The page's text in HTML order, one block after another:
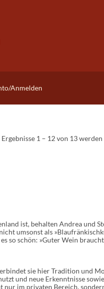
Anmelden
Ergebnisse 1 – 12 von 13 werden
ist, behalten Andrea und
umsonst als
so schön: »Guter Wein braucht
sie hier Tradition und
und neue Erkenntnisse sowie
nur im privaten Bereich,